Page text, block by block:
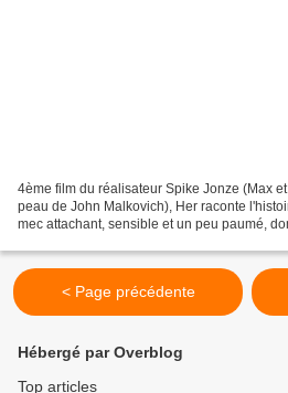
4ème film du réalisateur Spike Jonze (Max
peau de John Malkovich), Her raconte
mec attachant, sensible et un peu paumé,
< Page précédente
Hébergé par Overblog
Top articles